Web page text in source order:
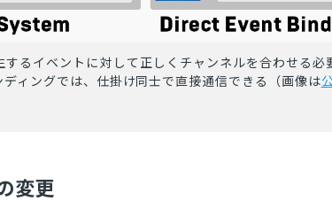
るイベントに対して正しくチャンネルを合わせる必
ィングでは、仕掛け同士で直接通信できる
（画像は
変更